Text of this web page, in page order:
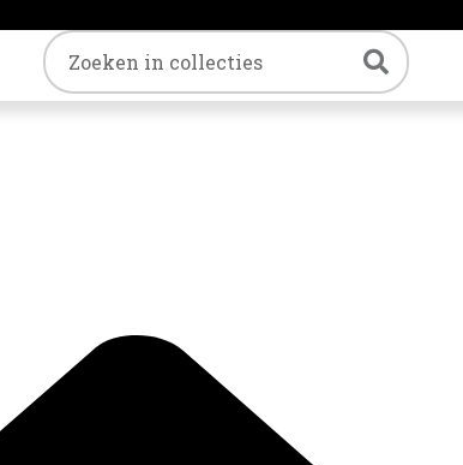
Trefwoord Zoeken